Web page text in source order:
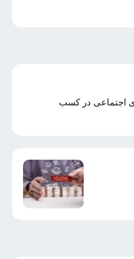
اجتماعی در کسب